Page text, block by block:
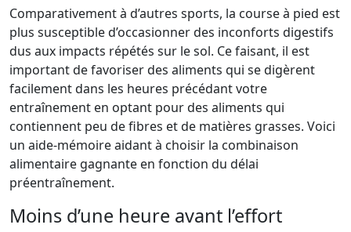
Comparativement à d’autres sports, la course à pied est
plus susceptible d’occasionner des inconforts digestifs
dus aux impacts répétés sur le sol. Ce faisant, il est
important de favoriser des aliments qui se digèrent
facilement dans les heures précédant votre
entraînement en optant pour des aliments qui
contiennent peu de fibres et de matières grasses. Voici
un aide-mémoire aidant à choisir la combinaison
alimentaire gagnante en fonction du délai
préentraînement.
Moins d’une heure avant l’effort